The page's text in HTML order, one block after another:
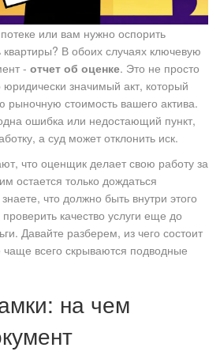
или вам нужно оспорить
квартиры? В обоих случаях ключевую
- отчет об оценке. Это не просто
значимый акт, который
рыночную стоимость вашего актива.
ошибка или недостающий пункт,
а суд может отклонить иск.
что оценщик делает свою работу за
остается только дождаться
что должно быть внутри этого
качество услуги еще до
Давайте разберем, из чего состоит
чаще всего скрываются подводные
на чем